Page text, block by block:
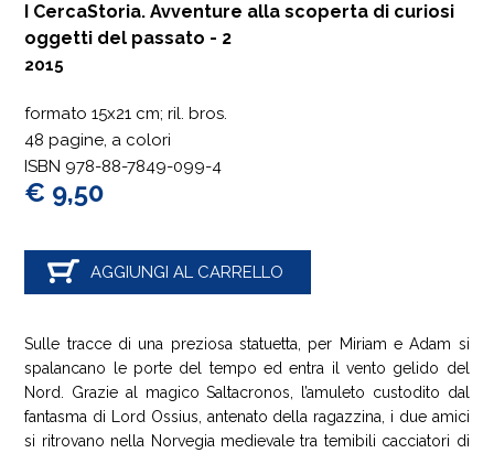
I CercaStoria. Avventure alla scoperta di curiosi
oggetti del passato - 2
2015
formato 15x21 cm; ril. bros.
48 pagine, a colori
ISBN 978-88-7849-099-4
€ 9,50
AGGIUNGI AL CARRELLO
Sulle tracce di una preziosa statuetta, per Miriam e Adam si
spalancano le porte del tempo ed entra il vento gelido del
Nord. Grazie al magico Saltacronos, l’amuleto custodito dal
fantasma di Lord Ossius, antenato della ragazzina, i due amici
si ritrovano nella Norvegia medievale tra temibili cacciatori di